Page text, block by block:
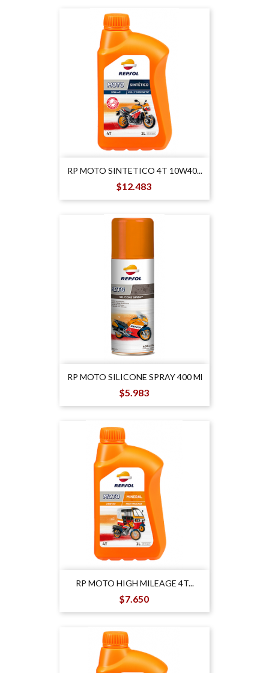
RP MOTO SINTETICO 4T 10W40...
Precio
$12.483
RP MOTO SILICONE SPRAY 400 Ml
Precio
$5.983
RP MOTO HIGH MILEAGE 4T...
Precio
$7.650